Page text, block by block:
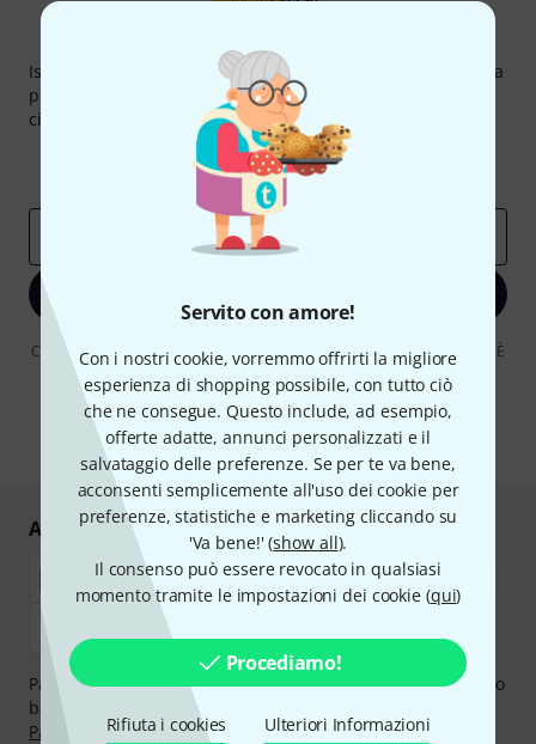
Servito con amore!
Con i nostri cookie, vorremmo offrirti la migliore
esperienza di shopping possibile, con tutto ciò
che ne consegue. Questo include, ad esempio,
offerte adatte, annunci personalizzati e il
salvataggio delle preferenze. Se per te va bene,
acconsenti semplicemente all'uso dei cookie per
preferenze, statistiche e marketing cliccando su
'Va bene!' (show all).
Il consenso può essere revocato in qualsiasi
momento tramite le impostazioni dei cookie (qui)
Procediamo!
Rifiuta i cookies Ulteriori Informazioni
Thomann Newsletter
Iscriviti alla newsletter di Thomann, e con un po' di fortuna
potrai vincere uno dei 50 buoni del valore di 50 euro
ciascuno!
Contributi d'ispirazione
Approfondimenti Thomann
Cliccando su "Iscriviti ora", lei accetta di ricevere pubblicità via e-mail. È
possibile annullare l'iscrizione in qualsiasi momento. Può trovare
ulteriori informazioni sulla newsletter nelle nostre linee guida per la
protezione dei datidata protection guideline.
* Richiesto
Acquisti e pagamenti sicuri
Paga in tutta sicurezza con Contanti alla consegna, Bonifico
bancario, PayPal, Amazon Pay,
Paga in 3 rateoppure Carta di credito.